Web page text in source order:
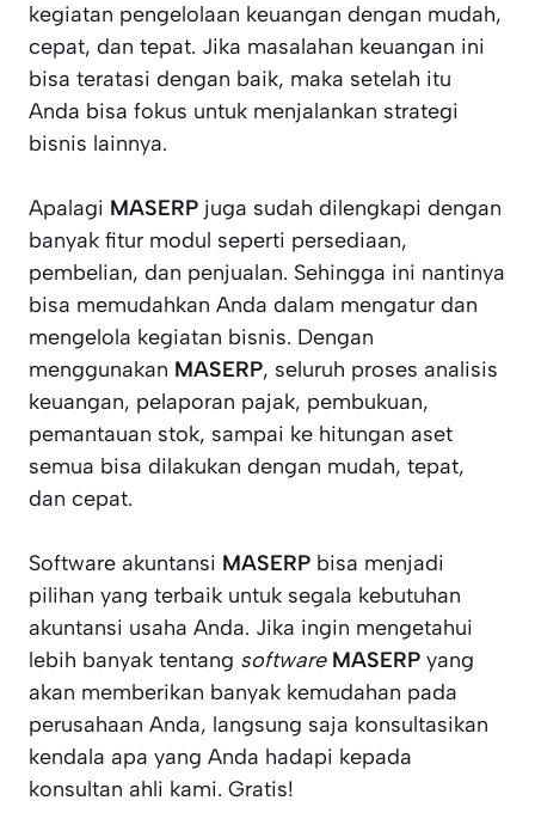
kegiatan pengelolaan keuangan dengan mudah,
cepat, dan tepat. Jika masalahan keuangan ini
bisa teratasi dengan baik, maka setelah itu
Anda bisa fokus untuk menjalankan strategi
bisnis lainnya.
Apalagi MASERP juga sudah dilengkapi dengan
banyak fitur modul seperti persediaan,
pembelian, dan penjualan. Sehingga ini nantinya
bisa memudahkan Anda dalam mengatur dan
mengelola kegiatan bisnis. Dengan
menggunakan MASERP, seluruh proses analisis
keuangan, pelaporan pajak, pembukuan,
pemantauan stok, sampai ke hitungan aset
semua bisa dilakukan dengan mudah, tepat,
dan cepat.
Software akuntansi MASERP bisa menjadi
pilihan yang terbaik untuk segala kebutuhan
akuntansi usaha Anda. Jika ingin mengetahui
lebih banyak tentang software MASERP yang
akan memberikan banyak kemudahan pada
perusahaan Anda, langsung saja konsultasikan
kendala apa yang Anda hadapi kepada
konsultan ahli kami. Gratis!